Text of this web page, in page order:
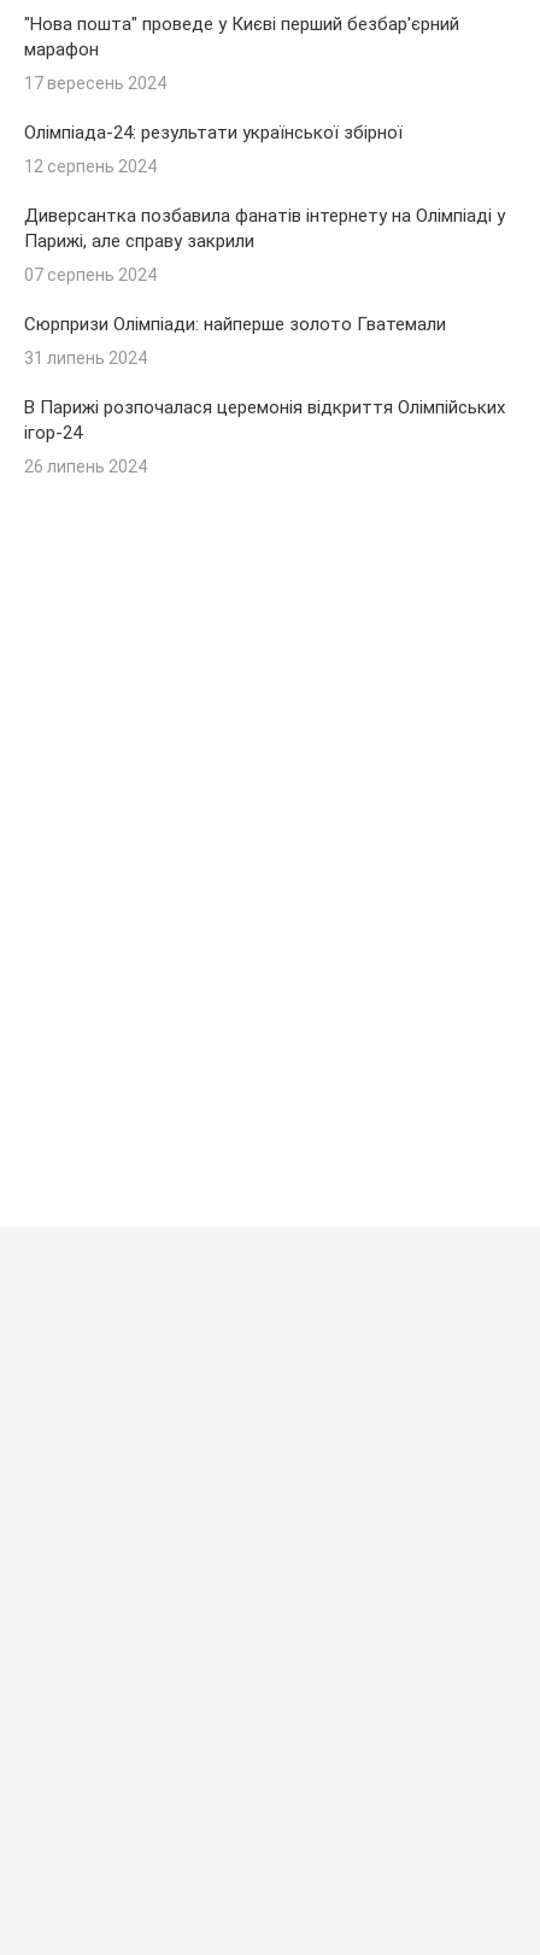
"Нова пошта" проведе у Києві перший безбар'єрний
марафон
17 вересень 2024
Олімпіада-24: результати української збірної
12 серпень 2024
Диверсантка позбавила фанатів інтернету на Олімпіаді у
Парижі, але справу закрили
07 серпень 2024
Сюрпризи Олімпіади: найперше золото Гватемали
31 липень 2024
В Парижі розпочалася церемонія відкриття Олімпійських
ігор-24
26 липень 2024